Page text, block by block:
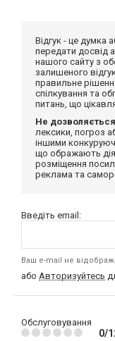
Відгук - це думка
передати досвід
нашого сайту з
залишеного
правильне
спілкування та
питань, що
Не
лексики, погроз
іншими
що ображають
розміщення
реклама та
Введіть email:
Ваш e-mail не
або Авторизуйтесь
Обслуговування
0/